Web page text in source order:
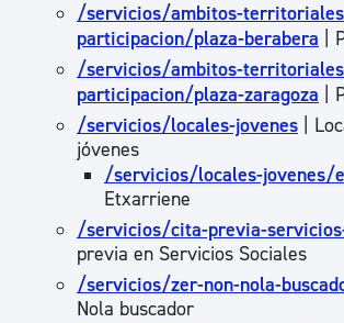
/servicios/ambitos-
participacion/plaza-berabera |
/servicios/ambitos-
participacion/plaza-zaragoza |
/servicios/locales-jovenes |
jóvenes
/servicios/locales-jovenes/
Etxarriene
/servicios/cita-previa-
previa en Servicios Sociales
/servicios/zer-non-nola-
Nola buscador